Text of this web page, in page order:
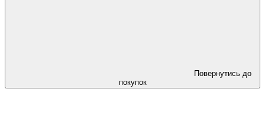
Повернутись до
покупок